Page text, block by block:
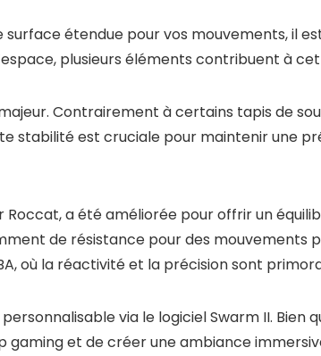
surface étendue pour vos mouvements, il
plusieurs éléments contribuent à
Contrairement à certains tapis de
stabilité est cruciale pour maintenir une
a été améliorée pour offrir un
de résistance pour des
où la réactivité et la précision sont
personnalisable via le logiciel Swarm II.
et de créer une ambiance